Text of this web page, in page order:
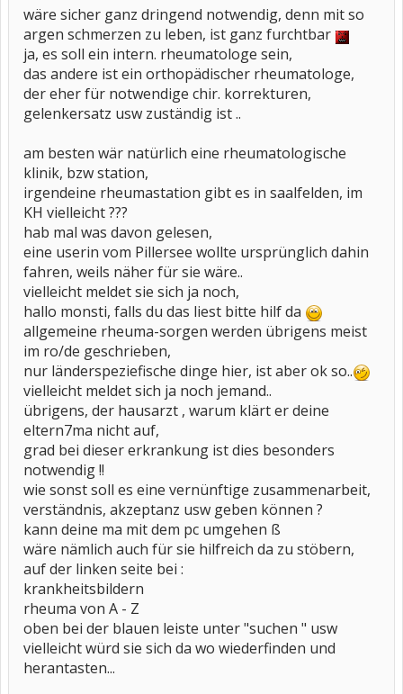
wäre sicher ganz dringend notwendig, denn mit so
argen schmerzen zu leben, ist ganz furchtbar
ja, es soll ein intern. rheumatologe sein,
das andere ist ein orthopädischer rheumatologe,
der eher für notwendige chir. korrekturen,
gelenkersatz usw zuständig ist ..
am besten wär natürlich eine rheumatologische
klinik, bzw station,
irgendeine rheumastation gibt es in saalfelden, im
KH vielleicht ???
hab mal was davon gelesen,
eine userin vom Pillersee wollte ursprünglich dahin
fahren, weils näher für sie wäre..
vielleicht meldet sie sich ja noch,
hallo monsti, falls du das liest bitte hilf da
allgemeine rheuma-sorgen werden übrigens meist
im ro/de geschrieben,
nur länderspeziefische dinge hier, ist aber ok so..
vielleicht meldet sich ja noch jemand..
übrigens, der hausarzt , warum klärt er deine
eltern7ma nicht auf,
grad bei dieser erkrankung ist dies besonders
notwendig !!
wie sonst soll es eine vernünftige zusammenarbeit,
verständnis, akzeptanz usw geben können ?
kann deine ma mit dem pc umgehen ß
wäre nämlich auch für sie hilfreich da zu stöbern,
auf der linken seite bei :
krankheitsbildern
rheuma von A - Z
oben bei der blauen leiste unter "suchen " usw
vielleicht würd sie sich da wo wiederfinden und
herantasten...